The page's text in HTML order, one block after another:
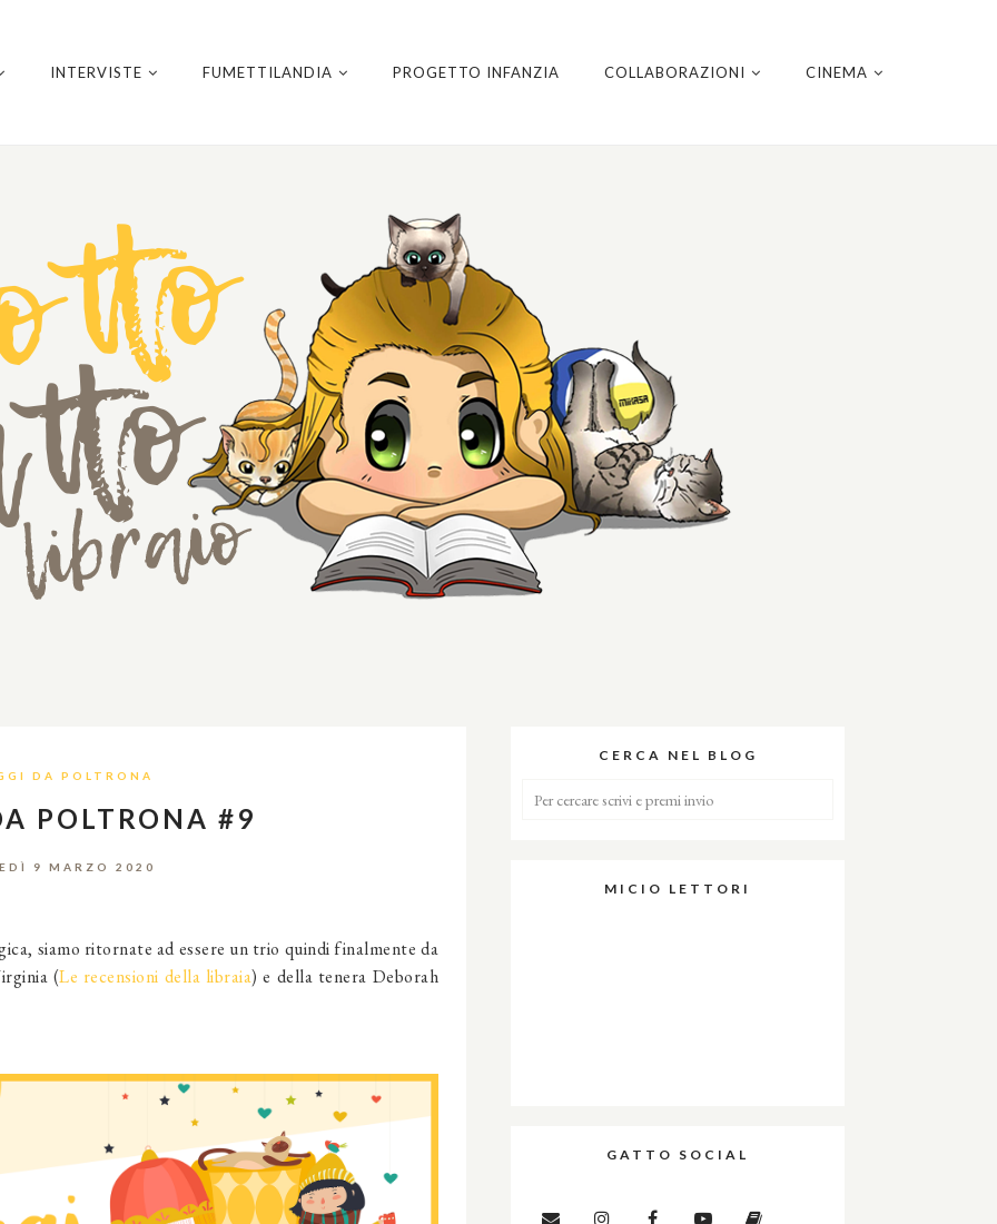
INTERVISTE FUMETTILANDIA PROGETTO INFANZIA COLLABORAZIONI CINEMA
DA POLTRONA
POLTRONA #9
9 MARZO 2020
siamo ritornate ad essere un trio quindi finalmente da
(Le recensioni della libraia) e della tenera Deborah
CERCA NEL BLOG
MICIO LETTORI
GATTO SOCIAL